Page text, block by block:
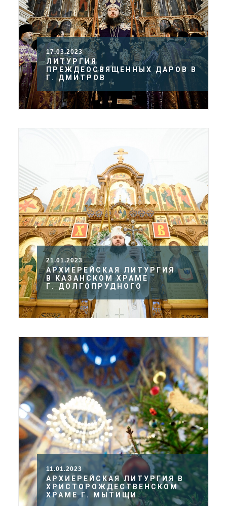
17.03.2023
ЛИТУРГИЯ
ПРЕЖДЕОСВЯЩЕННЫХ ДАРОВ В
Г. ДМИТРОВ
21.01.2023
АРХИЕРЕЙСКАЯ ЛИТУРГИЯ
В КАЗАНСКОМ ХРАМЕ
Г. ДОЛГОПРУДНОГО
11.01.2023
АРХИЕРЕЙСКАЯ ЛИТУРГИЯ В
ХРИСТОРОЖДЕСТВЕНСКОМ
ХРАМЕ Г. МЫТИЩИ